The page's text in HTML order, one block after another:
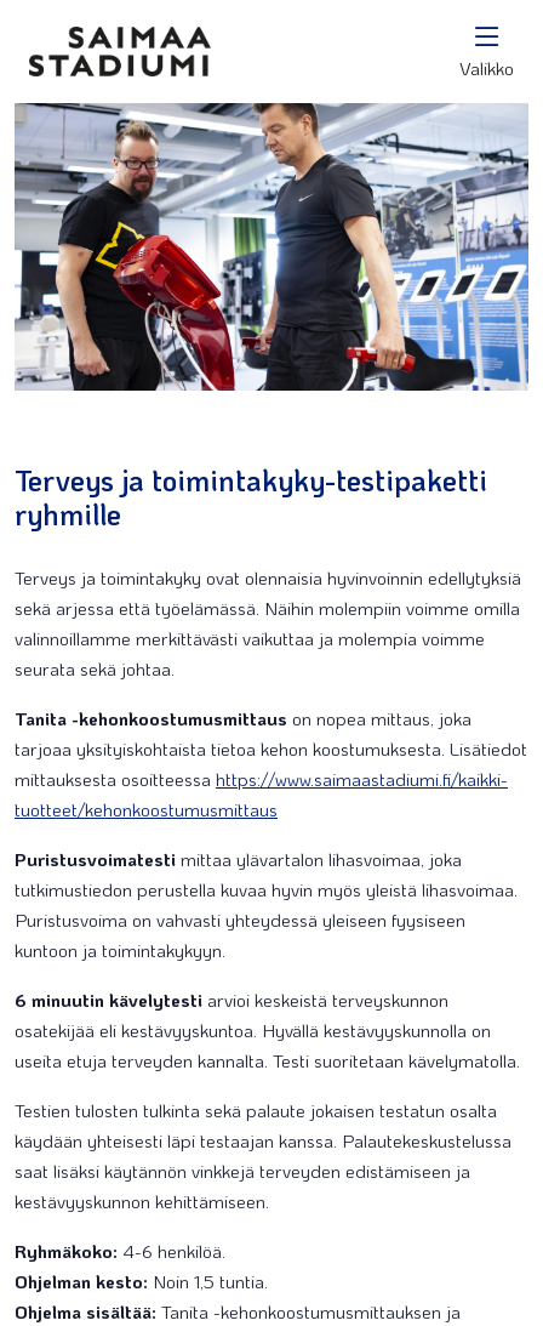
Valikko
Terveys ja toimintakyky-testipaketti
ryhmille
Terveys ja toimintakyky ovat olennaisia hyvinvoinnin edellytyksiä
sekä arjessa että työelämässä. Näihin molempiin voimme omilla
valinnoillamme merkittävästi vaikuttaa ja molempia voimme
seurata sekä johtaa.
Tanita -kehonkoostumusmittaus on nopea mittaus, joka
tarjoaa yksityiskohtaista tietoa kehon koostumuksesta. Lisätiedot
mittauksesta osoitteessa https://www.saimaastadiumi.fi/kaikki-
tuotteet/kehonkoostumusmittaus
Puristusvoimatesti mittaa ylävartalon lihasvoimaa, joka
tutkimustiedon perustella kuvaa hyvin myös yleistä lihasvoimaa.
Puristusvoima on vahvasti yhteydessä yleiseen fyysiseen
kuntoon ja toimintakykyyn.
6 minuutin kävelytesti arvioi keskeistä terveyskunnon
osatekijää eli kestävyyskuntoa. Hyvällä kestävyyskunnolla on
useita etuja terveyden kannalta. Testi suoritetaan kävelymatolla.
Testien tulosten tulkinta sekä palaute jokaisen testatun osalta
käydään yhteisesti läpi testaajan kanssa. Palautekeskustelussa
saat lisäksi käytännön vinkkejä terveyden edistämiseen ja
kestävyyskunnon kehittämiseen.
Ryhmäkoko: 4-6 henkilöä.
Ohjelman kesto: Noin 1,5 tuntia.
Ohjelma sisältää: Tanita -kehonkoostumusmittauksen ja